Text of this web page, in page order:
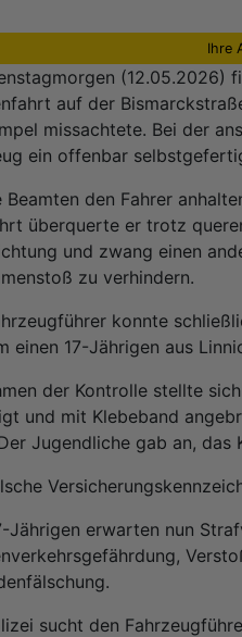
Ihre
(12.05.2026)
auf der
missachtete. Bei der
ein offenbar
Beamten den Fahrer
überquerte er trotz
und zwang einen
zu verhindern.
konnte
einen 17-Jährigen aus
der Kontrolle stellte
und mit Klebeband
Jugendliche gab an, das
Jährigen erwarten nun
sucht den